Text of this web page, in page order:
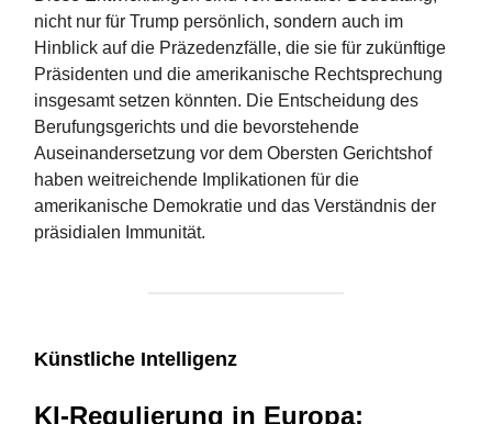
nicht nur für Trump persönlich, sondern auch im
Hinblick auf die Präzedenzfälle, die sie für zukünftige
Präsidenten und die amerikanische Rechtsprechung
insgesamt setzen könnten. Die Entscheidung des
Berufungsgerichts und die bevorstehende
Auseinandersetzung vor dem Obersten Gerichtshof
haben weitreichende Implikationen für die
amerikanische Demokratie und das Verständnis der
präsidialen Immunität​​.
Künstliche Intelligenz
KI-Regulierung in Europa: